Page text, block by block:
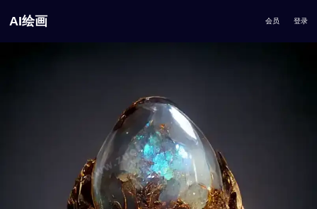
AI绘画 会员 登录